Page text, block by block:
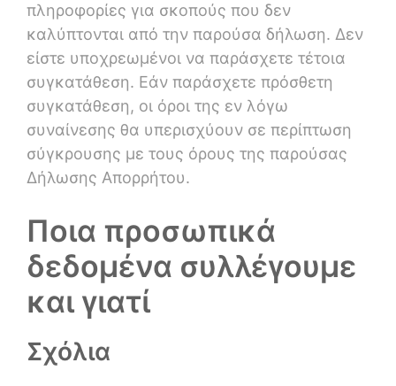
πληροφορίες για σκοπούς που δεν
καλύπτονται από την παρούσα δήλωση. Δεν
είστε υποχρεωμένοι να παράσχετε τέτοια
συγκατάθεση. Εάν παράσχετε πρόσθετη
συγκατάθεση, οι όροι της εν λόγω
συναίνεσης θα υπερισχύουν σε περίπτωση
σύγκρουσης με τους όρους της παρούσας
Δήλωσης Απορρήτου.
Ποια προσωπικά
δεδομένα συλλέγουμε
και γιατί
Σχόλια